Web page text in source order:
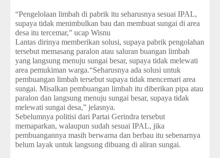
“Pengelolaan limbah di pabrik itu seharusnya sesuai IPAL,
supaya tidak menimbulkan bau dan membuat sungai di area
desa itu tercemar,” ucap Wisnu
Lantas dirinya memberikan solusi, supaya pabrik pengolahan
tersebut memasang paralon atau saluran buangan limbah
yang langsung menuju sungai besar, supaya tidak melewati
area pemukiman warga.“Seharusnya ada solusi untuk
pembuangan limbah tersebut supaya tidak mencemari area
sungai. Misalkan pembuangan limbah itu diberikan pipa atau
paralon dan langsung menuju sungai besar, supaya tidak
melewati sungai desa,” jelasnya.
Sebelumnya politisi dari Partai Gerindra tersebut
memaparkan, walaupun sudah sesuai IPAL, jika
pembuangannya masih berwarna dan berbau itu sebenarnya
belum layak untuk langsung dibuang di aliran sungai.